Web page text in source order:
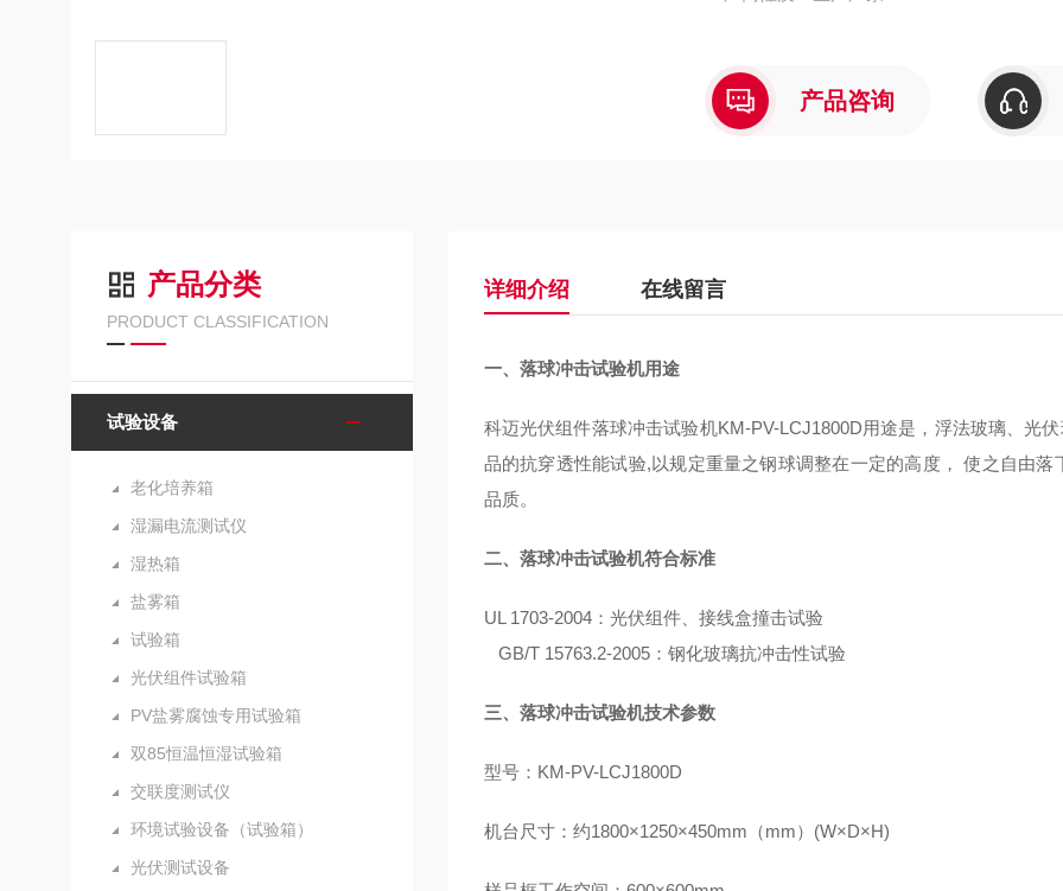
产品咨询
产品分类
PRODUCT CLASSIFICATION
试验设备
老化培养箱
湿漏电流测试仪
湿热箱
盐雾箱
试验箱
光伏组件试验箱
PV盐雾腐蚀专用试验箱
双85恒温恒湿试验箱
交联度测试仪
环境试验设备（试验箱）
光伏测试设备
详细介绍 在线留言
一、 落球冲击试验机用途
科迈光伏组件落球冲击试验机KM-PV-LCJ1800D用途是，浮法玻璃、光
品的抗穿透性能试验,以规定重量之钢球调整在一定的高度， 使之自由
品质。
二、 落球冲击试验机符合标准
UL 1703-2004：光伏组件、接线盒撞击试验
GB/T 15763.2-2005：钢化玻璃抗冲击性试验
三、 落球冲击试验机技术参数
型号：KM-PV-LCJ1800D
机台尺寸：约1800×1250×450mm （mm）(W×D×H)